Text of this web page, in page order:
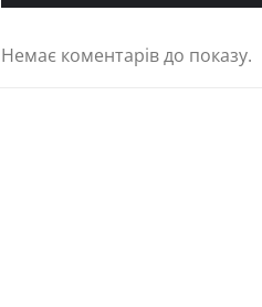
Немає коментарів до показу.